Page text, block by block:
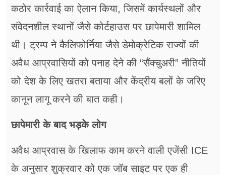
कठोर कार्रवाई का ऐलान किया, जिसमें कार्यस्थलों और
संवेदनशील स्थानों जैसे कोर्टहाउस पर छापेमारी शामिल
थी। ट्रम्प ने कैलिफोर्निया जैसे डेमोक्रेटिक राज्यों की
अवैध आप्रवासियों को पनाह देने की “सैंक्चुअरी” नीतियों
को देश के लिए खतरा बताया और केंद्रीय बलों के जरिए
कानून लागू करने की बात कही।
छापेमारी के बाद भड़के लोग
अवैध आप्रवास के खिलाफ काम करने वाली एजेंसी ICE
के अनुसार शुक्रवार को एक जॉब साइट पर एक ही